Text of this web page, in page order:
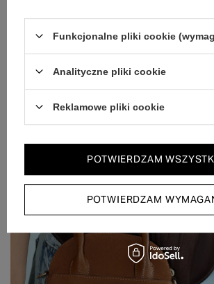
Zobacz również
Funkcjonalne pliki cookie
Analityczne pliki cookie
Reklamowe pliki cookie
POTWIERDZAM
POTWIERDZAM